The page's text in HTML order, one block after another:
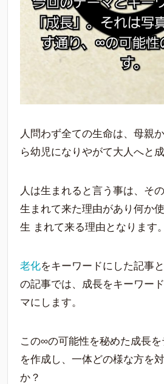
人問わず全ての生命は、母親
ら幼児になりやがて大人へと成
人は生まれると言う事は、そ
生まれて来た理由があり何か
生 まれて来る理由となります。
老化をキーワードにした記事
の記事では、成長をキーワー
マにします。
この∞の可能性を秘めた成長
を作成し、一体どの様な方を
か？